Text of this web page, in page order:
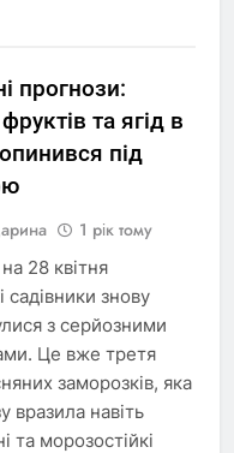
прогнози:
та ягід в
під
1 рік тому
28 квітня
садівники знову
з серйозними
Це вже третя
заморозків, яка
вразила навіть
та морозостійкі